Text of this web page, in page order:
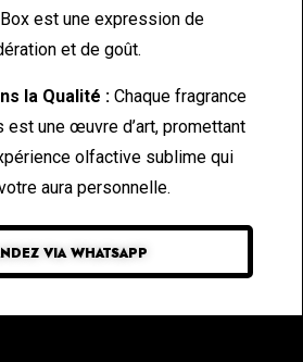
est une expression de
et de goût.
la Qualité :Chaque fragrance
est une œuvre d’art, promettant
olfactive sublime qui
aura personnelle.
VIA WHATSAPP